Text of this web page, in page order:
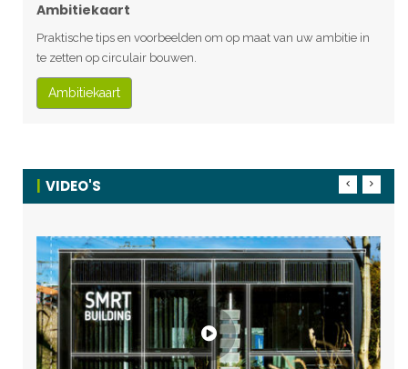
Ambitiekaart
Praktische tips en voorbeelden om op maat van uw ambitie in
te zetten op circulair bouwen.
Ambitiekaart
VIDEO'S